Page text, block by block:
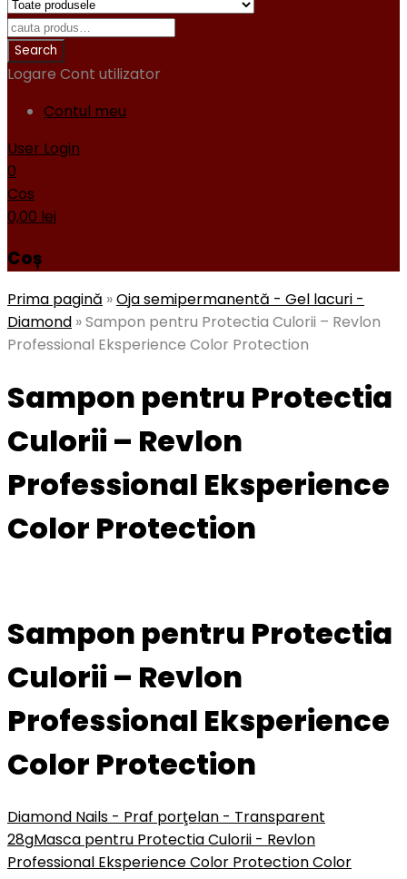
Logare Cont utilizator
Contul meu
User Login
0
Cos
0,00 lei
Coș
Prima pagină »Oja semipermanentă - Gel lacuri -
Diamond »Sampon pentru Protectia Culorii – Revlon
Professional Eksperience Color Protection
Sampon pentru Protectia
Culorii – Revlon
Professional Eksperience
Color Protection
Sampon pentru Protectia
Culorii – Revlon
Professional Eksperience
Color Protection
Diamond Nails - Praf porţelan - Transparent
28gMasca pentru Protectia Culorii - Revlon
Professional Eksperience Color Protection Color